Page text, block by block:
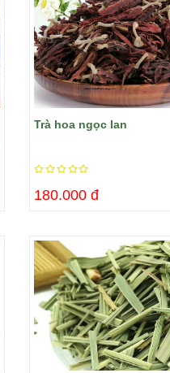
Trà hoa ngọc lan
180.000 đ